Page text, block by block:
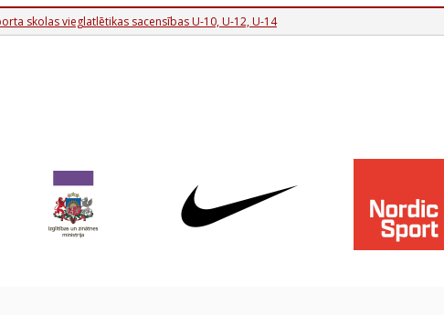
skolas vieglatlētikas sacensības U-10, U-12, U-14